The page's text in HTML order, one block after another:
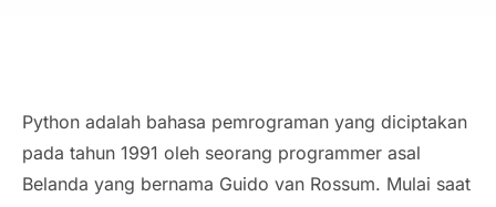
Python adalah bahasa pemrograman yang diciptakan
pada tahun 1991 oleh seorang programmer asal
Belanda yang bernama Guido van Rossum. Mulai saat